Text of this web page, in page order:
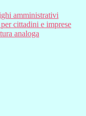
amministrativi
cittadini e imprese
analoga